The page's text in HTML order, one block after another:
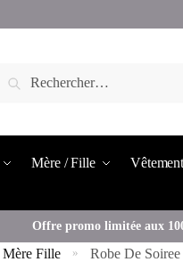
Mère / Fille
Offre promo limitée aux
Mère Fille » Robe De